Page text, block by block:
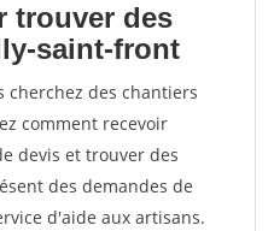
trouver des
saint-front
cherchez des chantiers
comment recevoir
devis et trouver des
des demandes de
d'aide aux artisans.